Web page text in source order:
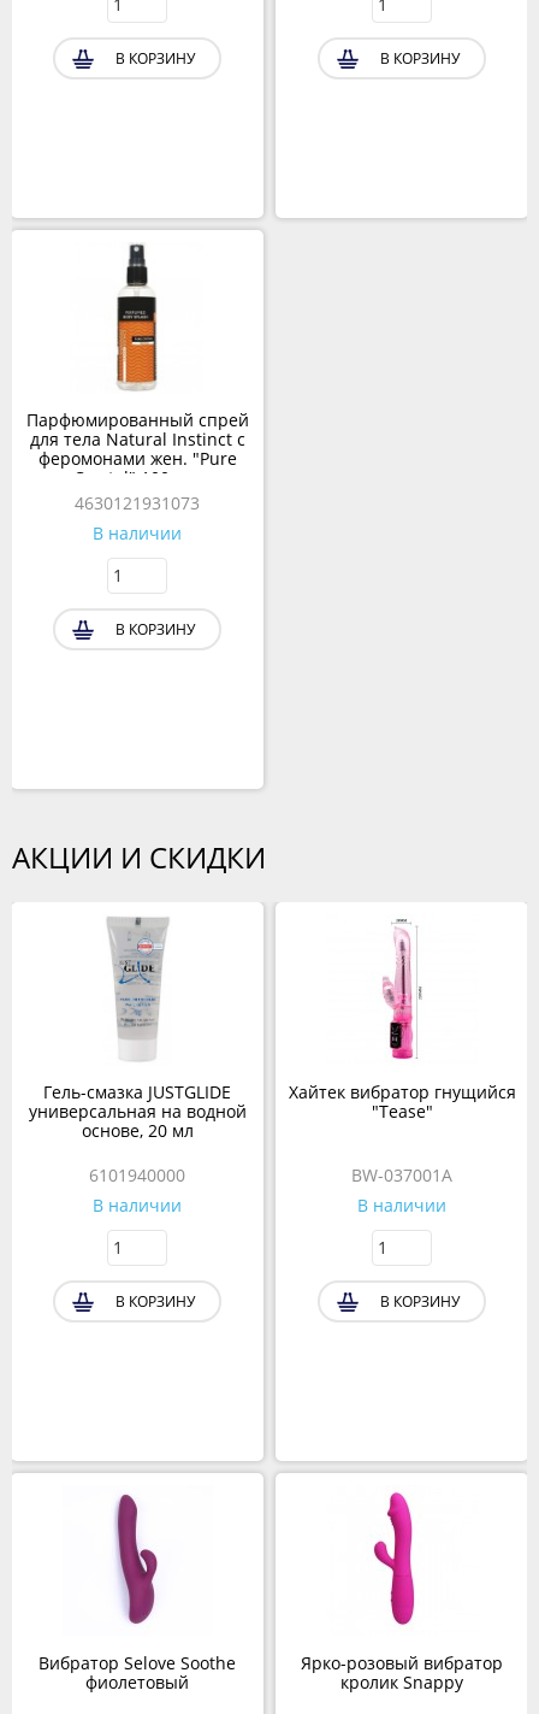
В КОРЗИНУ
Парфюмированный спрей
для тела Natural Instinct с
феромонами жен. "Pure
Crystal" 100 мл.
4630121931073
В наличии
В КОРЗИНУ
В КОРЗИНУ
АКЦИИ И СКИДКИ
Гель-смазка JUSTGLIDE
универсальная на водной
основе, 20 мл
6101940000
В наличии
В КОРЗИНУ
Вибратор Selove Soothe
фиолетовый
Хайтек вибратор гнущийся
"Tease"
BW-037001A
В наличии
В КОРЗИНУ
Ярко-розовый вибратор
кролик Snappy